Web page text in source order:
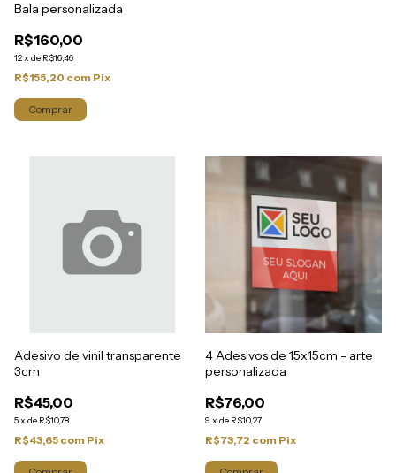
Bala personalizada
R$160,00
12x de R$16,46
R$155,20 com Pix
Comprar
Adesivo de vinil transparente
3cm
R$45,00
5x de R$10,78
R$43,65 com Pix
4 Adesivos de 15x15cm - arte
personalizada
R$76,00
9 x de R$10,27
R$73,72 com Pix